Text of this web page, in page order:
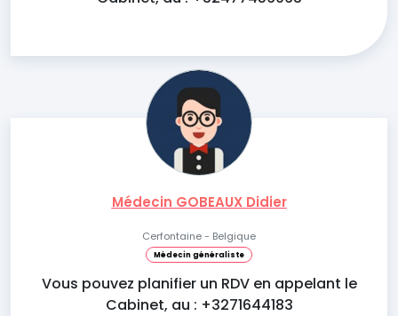
Médecin GOBEAUX Didier
Cerfontaine - Belgique
Médecin généraliste
Vous pouvez planifier un RDV en appelant le
Cabinet, au : +3271644183